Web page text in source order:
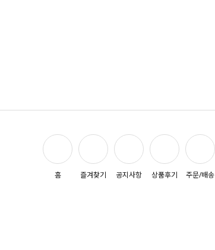
홈 즐겨찾기 공지사항 상품후기 주문/배송